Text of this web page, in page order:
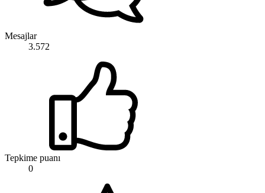
Mesajlar
3.572
Tepkime puanı
0